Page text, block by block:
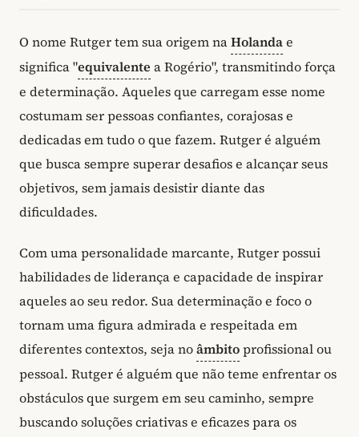
O nome Rutger tem sua origem naHolandae
significa "equivalente a Rogério", transmitindo força
e determinação. Aqueles que carregam esse nome
costumam ser pessoas confiantes, corajosas e
dedicadas em tudo o que fazem. Rutger é alguém
que busca sempre superar desafios e alcançar seus
objetivos, sem jamais desistir diante das
dificuldades.
Com uma personalidade marcante, Rutger possui
habilidades de liderança e capacidade de inspirar
aqueles ao seu redor. Sua determinação e foco o
tornam uma figura admirada e respeitada em
diferentes contextos, seja noâmbitoprofissional ou
pessoal. Rutger é alguém que não teme enfrentar os
obstáculos que surgem em seu caminho, sempre
buscando soluções criativas e eficazes para os